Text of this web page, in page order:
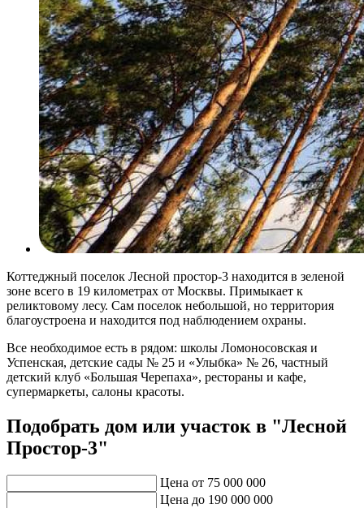
Коттеджный поселок Лесной простор-3 находится в зеленой
зоне всего в 19 километрах от Москвы. Примыкает к
реликтовому лесу. Сам поселок небольшой, но территория
благоустроена и находится под наблюдением охраны.
Все необходимое есть в рядом: школы Ломоносовская и
Успенская, детские сады № 25 и «Улыбка» № 26, частный
детский клуб «Большая Черепаха», рестораны и кафе,
супермаркеты, салоны красоты.
Подобрать дом или участок в "Лесной
Простор-3"
Цена от 75 000 000
Цена до 190 000 000